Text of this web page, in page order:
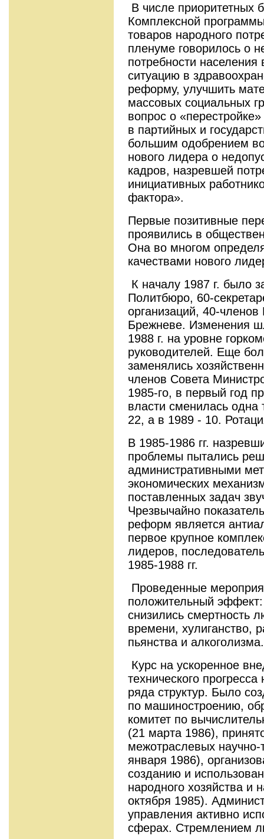
В числе приоритетных
Комплексной
товаров народного
пленуме говорилось о
потребности населения
ситуацию в
реформу, улучшить
массовых социальных
вопрос о
в партийных и
большим одобрением
нового лидера о
кадров, назревшей
инициативных
фактора».
Первые позитивные
проявились в
Она во многом
качествами нового
К началу 1987 г. было
Политбюро, 60-
организаций, 40-
Брежневе. Изменения
1988 г. на уровне
руководителей. Еще
заменялись
членов Совета
1985-го, в первый год
власти сменилась одна
22, а в 1989 - 10.
В 1985-1986 гг.
проблемы пытались
административными
экономических
поставленных задач
Чрезвычайно
реформ является
первое крупное
лидеров,
1985-1988 гг.
Проведенные
положительный
снизились смертность
времени, хулиганство,
пьянства и алкоголизма.
Курс на ускоренное
технического
ряда структур. Было
по машиностроению,
комитет по
(21 марта 1986),
межотраслевых научно-
января 1986),
созданию и
народного хозяйства и
октября 1985).
управления активно
сферах. Стремлением